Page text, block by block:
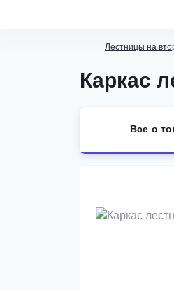
Лестницы на
Каркас
Все о